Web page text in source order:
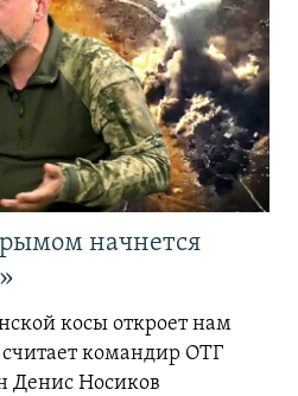
начнется
косы откроет нам
командир ОТГ
Денис Носиков